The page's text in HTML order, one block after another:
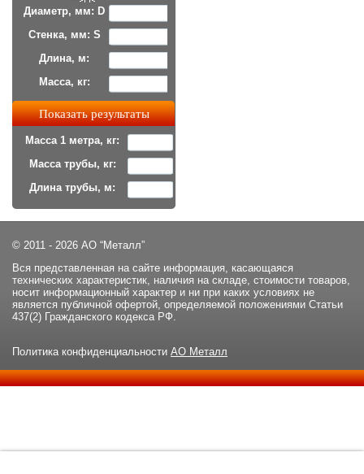
Диаметр, мм: D
Стенка, мм: S
Длина, м:
Масса, кг:
Масса 1 метра, кг:
Масса трубы, кг:
Длина трубы, м:
© 2011 - 2026 АО “Металл”
Вся представленная на сайте информация, касающаяся
технических характеристик, наличия на складе, стоимости товаров,
носит информационный характер и ни при каких условиях не
является публичной офертой, определяемой положениями Статьи
437(2) Гражданского кодекса РФ.
Политика конфиденциальности АО Металл